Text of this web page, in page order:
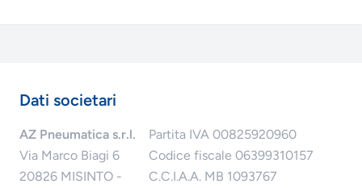
Dati societari
AZ Pneumatica s.r.l.
Via Marco Biagi 6
20826 MISINTO -
Partita IVA 00825920960
Codice fiscale 06399310157
C.C.I.A.A. MB 1093767